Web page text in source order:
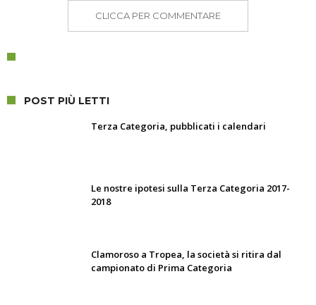
CLICCA PER COMMENTARE
POST PIÙ LETTI
Terza Categoria, pubblicati i calendari
Le nostre ipotesi sulla Terza Categoria 2017-
2018
Clamoroso a Tropea, la società si ritira dal
campionato di Prima Categoria